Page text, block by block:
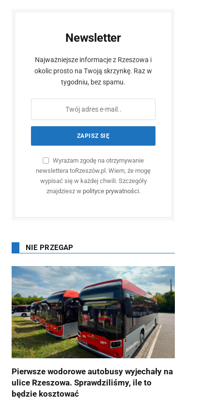
Newsletter
Najważniejsze informacje z Rzeszowa i
okolic prosto na Twoją skrzynkę. Raz w
tygodniu, bez spamu.
Wyrażam zgodę na otrzymywanie
newslettera toRzeszów.pl. Wiem, że mogę
wypisać się w każdej chwili. Szczegóły
znajdziesz w polityce prywatności.
NIE PRZEGAP
Pierwsze wodorowe autobusy wyjechały na
ulice Rzeszowa. Sprawdziliśmy, ile to
będzie kosztować